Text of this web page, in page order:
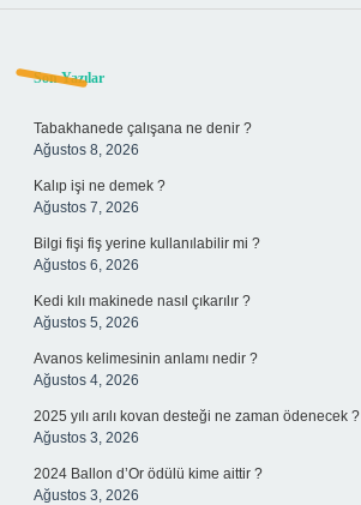
Sidebar
Son Yazılar
Tabakhanede çalışana ne denir ?
Ağustos 8, 2026
Kalıp işi ne demek ?
Ağustos 7, 2026
Bilgi fişi fiş yerine kullanılabilir mi ?
Ağustos 6, 2026
Kedi kılı makinede nasıl çıkarılır ?
Ağustos 5, 2026
Avanos kelimesinin anlamı nedir ?
Ağustos 4, 2026
2025 yılı arılı kovan desteği ne zaman ödenecek ?
Ağustos 3, 2026
2024 Ballon d’Or ödülü kime aittir ?
Ağustos 3, 2026